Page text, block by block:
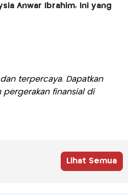
Anwar Ibrahim, Ini yang
terpercaya. Dapatkan
pergerakan finansial di
Lihat Semua